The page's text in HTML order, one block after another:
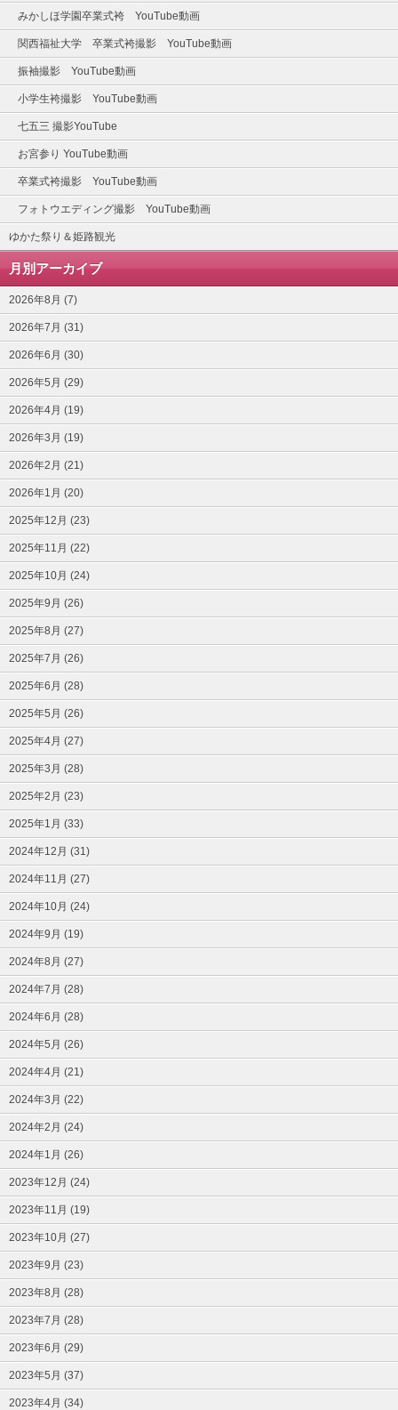
みかしほ学園卒業式袴 YouTube動画
関西福祉大学 卒業式袴撮影 YouTube動画
振袖撮影 YouTube動画
小学生袴撮影 YouTube動画
七五三 撮影YouTube
お宮参り YouTube動画
卒業式袴撮影 YouTube動画
フォトウエディング撮影 YouTube動画
ゆかた祭り＆姫路観光
月別アーカイブ
2026年8月 (7)
2026年7月 (31)
2026年6月 (30)
2026年5月 (29)
2026年4月 (19)
2026年3月 (19)
2026年2月 (21)
2026年1月 (20)
2025年12月 (23)
2025年11月 (22)
2025年10月 (24)
2025年9月 (26)
2025年8月 (27)
2025年7月 (26)
2025年6月 (28)
2025年5月 (26)
2025年4月 (27)
2025年3月 (28)
2025年2月 (23)
2025年1月 (33)
2024年12月 (31)
2024年11月 (27)
2024年10月 (24)
2024年9月 (19)
2024年8月 (27)
2024年7月 (28)
2024年6月 (28)
2024年5月 (26)
2024年4月 (21)
2024年3月 (22)
2024年2月 (24)
2024年1月 (26)
2023年12月 (24)
2023年11月 (19)
2023年10月 (27)
2023年9月 (23)
2023年8月 (28)
2023年7月 (28)
2023年6月 (29)
2023年5月 (37)
2023年4月 (34)